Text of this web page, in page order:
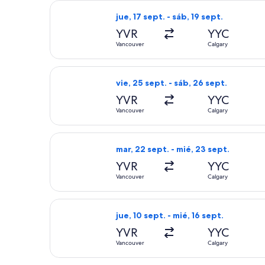
jue, 17 sept. - sáb, 19 sept.
YVR
Vancouver
YYC
Calgary
Seleccionar vuelo de Flair Airlines,
vie, 25 sept. - sáb, 26 sept.
YVR
Vancouver
YYC
Calgary
Seleccionar vuelo de WestJet, con
mar, 22 sept. - mié, 23 sept.
YVR
Vancouver
YYC
Calgary
Seleccionar vuelo de WestJet, con
jue, 10 sept. - mié, 16 sept.
YVR
Vancouver
YYC
Calgary
Seleccionar vuelo de Air North,